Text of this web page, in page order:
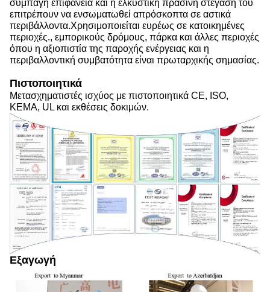
συμπαγή επιφάνεια και η ελκυστική πράσινη στέγαση του
επιτρέπουν να ενσωματωθεί απρόσκοπτα σε αστικά
περιβάλλοντα.Χρησιμοποιείται ευρέως σε κατοικημένες
περιοχές., εμπορικούς δρόμους, πάρκα και άλλες περιοχές
όπου η αξιοπιστία της παροχής ενέργειας και η
περιβαλλοντική συμβατότητα είναι πρωταρχικής σημασίας.
Πιστοποιητικά
Μετασχηματιστές ισχύος με πιστοποιητικά CE, ISO,
KEMA, UL και εκθέσεις δοκιμών.
Εξαγωγή